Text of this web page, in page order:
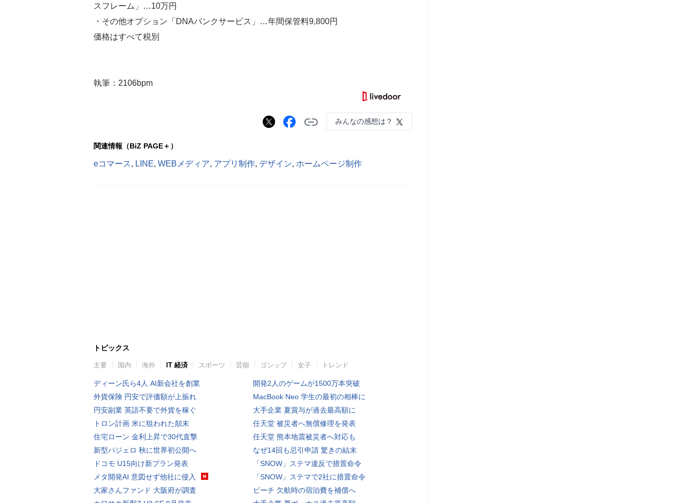
スフレーム」…10万円
・その他オプション「DNAバンクサービス」…年間保管料9,800円
価格はすべて税別
執筆：2106bpm
みんなの感想は？
関連情報（BiZ PAGE＋）
eコマース, LINE, WEBメディア, アプリ制作, デザイン, ホームページ制作
トピックス
主要 国内 海外 IT 経済 スポーツ 芸能 ゴシップ 女子 トレンド
ディーン氏ら4人 AI新会社を創業
外貨保険 円安で評価額が上振れ
円安副業 英語不要で外貨を稼ぐ
トロン計画 米に狙われた顛末
住宅ローン 金利上昇で30代直撃
新型パジェロ 秋に世界初公開へ
ドコモ U15向け新プラン発表
メタ開発AI 意図せず他社に侵入
大家さんファンド 大阪府が調査
開発2人のゲームが1500万本突破
MacBook Neo 学生の最初の相棒に
大手企業 夏賞与が過去最高額に
任天堂 被災者へ無償修理を発表
任天堂 熊本地震被災者へ対応も
なぜ14回も忌引申請 驚きの結末
「SNOW」ステマ違反で措置命令
「SNOW」ステマで2社に措置命令
ピーチ 欠航時の宿泊費を補償へ